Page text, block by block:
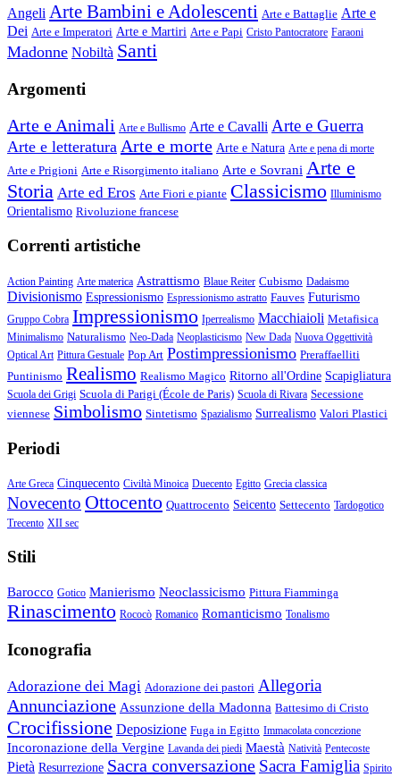
Angeli Arte Bambini e Adolescenti Arte e Battaglie Arte e
Dei Arte e Imperatori Arte e Martiri Arte e Papi Cristo Pantocratore Faraoni
Madonne Nobiltà Santi
Argomenti
Arte e Animali Arte e Bullismo Arte e Cavalli Arte e Guerra
Arte e letteratura Arte e morte Arte e Natura Arte e pena di morte
Arte e Prigioni Arte e Risorgimento italiano Arte e Sovrani Arte e
Storia Arte ed Eros Arte Fiori e piante Classicismo Illuminismo
Orientalismo Rivoluzione francese
Correnti artistiche
Action Painting Arte materica Astrattismo Blaue Reiter Cubismo Dadaismo
Divisionismo Espressionismo Espressionismo astratto Fauves Futurismo
Gruppo Cobra Impressionismo Iperrealismo Macchiaioli Metafisica
Minimalismo Naturalismo Neo-Dada Neoplasticismo New Dada Nuova Oggettività
Optical Art Pittura Gestuale Pop Art Postimpressionismo Preraffaelliti
Puntinismo Realismo Realismo Magico Ritorno all'Ordine Scapigliatura
Scuola dei Grigi Scuola di Parigi (École de Paris) Scuola di Rivara Secessione
viennese Simbolismo Sintetismo Spazialismo Surrealismo Valori Plastici
Periodi
Arte Greca Cinquecento Civiltà Minoica Duecento Egitto Grecia classica
Novecento Ottocento Quattrocento Seicento Settecento Tardogotico
Trecento XII sec
Stili
Barocco Gotico Manierismo Neoclassicismo Pittura Fiamminga
Rinascimento Rococò Romanico Romanticismo Tonalismo
Iconografia
Adorazione dei Magi Adorazione dei pastori Allegoria
Annunciazione Assunzione della Madonna Battesimo di Cristo
Crocifissione Deposizione Fuga in Egitto Immacolata concezione
Incoronazione della Vergine Lavanda dei piedi Maestà Natività Pentecoste
Pietà Resurrezione Sacra conversazione Sacra Famiglia Spirito